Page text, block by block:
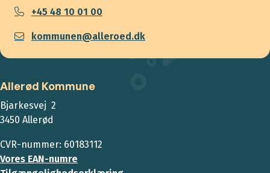
+45 48 10 01 00
kommunen@alleroed.dk
Allerød Kommune
Bjarkesvej 2
3450 Allerød
CVR-nummer: 60183112
Vores EAN-numre